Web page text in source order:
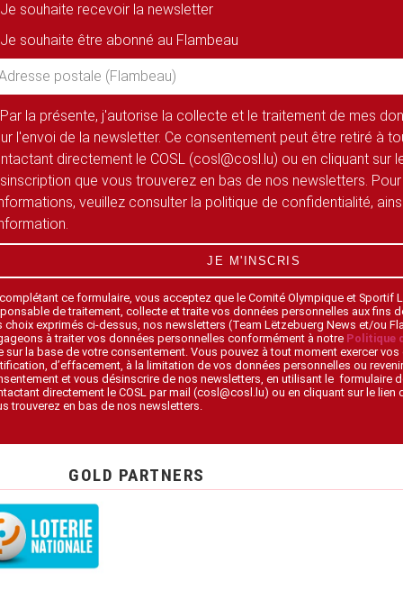
Je souhaite recevoir la newsletter
Je souhaite être abonné au Flambeau
Par la présente, j'autorise la collecte et le traitement de mes
l'envoi de la newsletter. Ce consentement peut être retiré à
directement le COSL (cosl@cosl.lu) ou en cliquant sur
que vous trouverez en bas de nos newsletters.
veuillez consulter la politique de confidentialité,
JE M'INSCRIS
ce formulaire, vous acceptez que le Comité Olympique et Sportif
de traitement, collecte et traite vos données personnelles aux fins
choix exprimés ci-dessus, nos newsletters (Team Lëtzebuerg News et/ou
à traiter vos données personnelles conformément à notre Politique
sur la base de votre consentement. Vous pouvez à tout moment exercer vos
d’effacement, à la limitation de vos données personnelles ou
et vous désinscrire de nos newsletters, en utilisant le formulaire
directement le COSL par mail (cosl@cosl.lu) ou en cliquant sur le
trouverez en bas de nos newsletters.
GOLD PARTNERS